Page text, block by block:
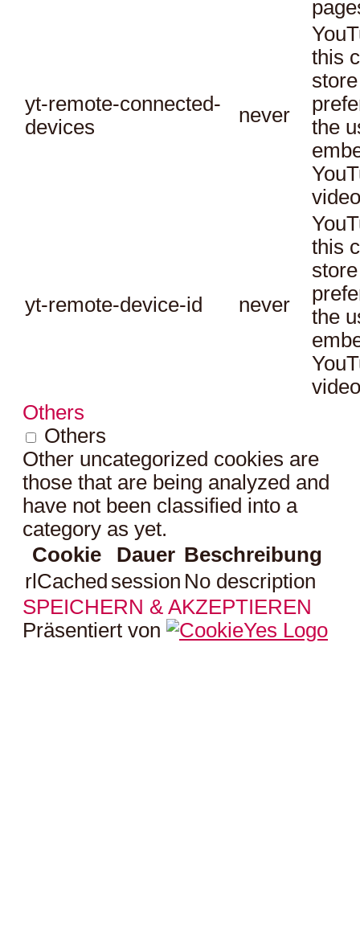
yt-remote-connected-
devices
never
this
the
yt-remote-device-id never
this
the
Others
Others
Other uncategorized cookies are
those that are being analyzed and
have not been classified into a
category as yet.
Cookie
Dauer Beschreibung
rlCached session No description
SPEICHERN & AKZEPTIEREN
Präsentiert von